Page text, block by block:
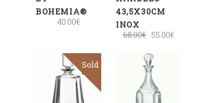
BOHEMIA®
40.00€
43,5X30CM
INOX
68.00€ 55.00€
Sale
Sold
ADD
TO
CART